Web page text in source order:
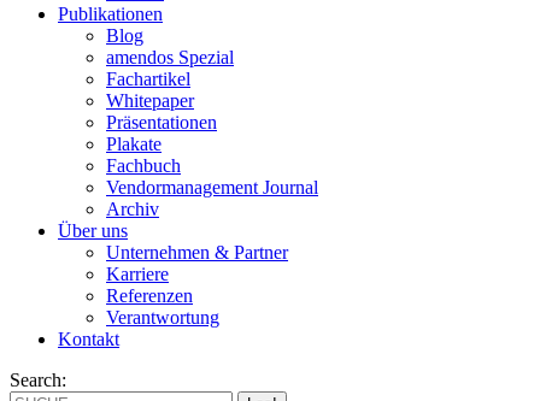
Publikationen
Blog
amendos Spezial
Fachartikel
Whitepaper
Präsentationen
Plakate
Fachbuch
Vendormanagement Journal
Archiv
Über uns
Unternehmen & Partner
Karriere
Referenzen
Verantwortung
Kontakt
Search: